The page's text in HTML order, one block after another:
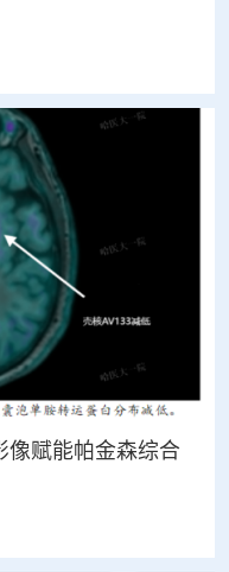
像赋能帕金森综合